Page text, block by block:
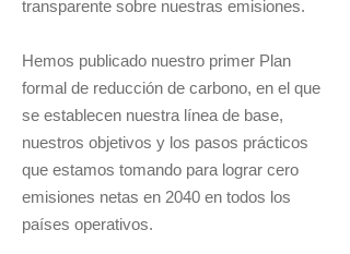
transparente sobre nuestras emisiones.
Hemos publicado nuestro primer Plan
formal de reducción de carbono, en el que
se establecen nuestra línea de base,
nuestros objetivos y los pasos prácticos
que estamos tomando para lograr cero
emisiones netas en 2040 en todos los
países operativos.